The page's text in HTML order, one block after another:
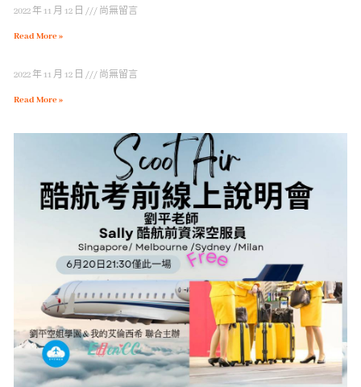
2022 年 11 月 12 日 尚無留言
Read More »
2022 年 11 月 12 日 尚無留言
Read More »